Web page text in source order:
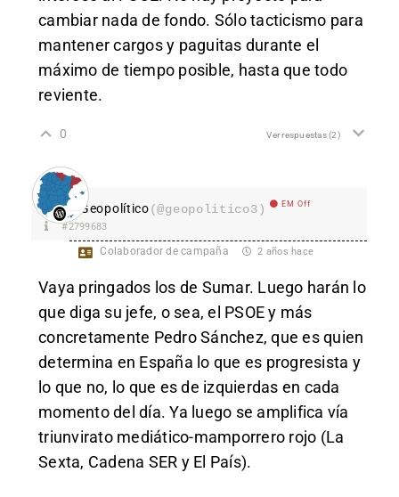
cambiar nada de fondo. Sólo tacticismo para
mantener cargos y paguitas durante el
máximo de tiempo posible, hasta que todo
reviente.
0 Ver respuestas(2)
Geopolítico(@geopolitico3) EM Off
#2799683
Colaborador de campaña 2 años hace
Vaya pringados los de Sumar. Luego harán lo
que diga su jefe, o sea, el PSOE y más
concretamente Pedro Sánchez, que es quien
determina en España lo que es progresista y
lo que no, lo que es de izquierdas en cada
momento del día. Ya luego se amplifica vía
triunvirato mediático-mamporrero rojo (La
Sexta, Cadena SER y El País).